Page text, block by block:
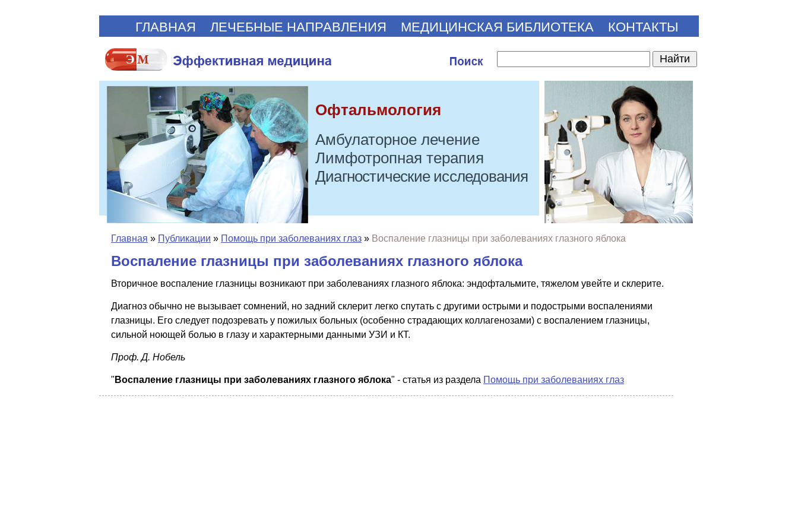
ГЛАВНАЯ ЛЕЧЕБНЫЕ НАПРАВЛЕНИЯ МЕДИЦИНСКАЯ БИБЛИОТЕКА КОНТАКТЫ
Офтальмология
Амбулаторное лечение
Лимфотропная терапия
Диагностические исследования
Главная » Публикации » Помощь при заболеваниях глаз » Воспаление глазницы при заболеваниях глазного яблока
Воспаление глазницы при заболеваниях глазного яблока
Вторичное воспаление глазницы возникают при заболеваниях глазного яблока: эндофтальмите, тяжелом увейте и склерите.
Диагноз обычно не вызывает сомнений, но задний склерит легко спутать с другими острыми и подострыми воспалениями
глазницы. Его следует подозревать у пожилых больных (особенно страдающих коллагенозами) с воспалением глазницы,
сильной ноющей болью в глазу и характерными данными УЗИ и КТ.
Проф. Д. Нобель
" Воспаление глазницы при заболеваниях глазного яблока" - статья из раздела Помощь при заболеваниях глаз